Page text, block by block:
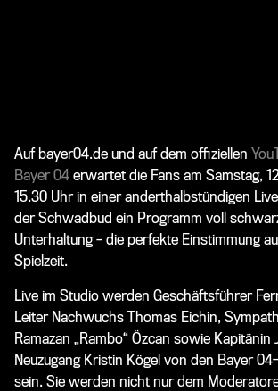
Auf bayer04.de und auf dem offiziellen
Bayer 04 erwartet die Fans am Samstag,
15.30 Uhr in einer anderthalbstündigen
der Schwadbud ein Programm voll
Unterhaltung – die perfekte Einstimmung
Spielzeit.
Live im Studio werden Geschäftsführer
Leiter Nachwuchs Thomas Eichin,
Ramazan „Rambo“ Özcan sowie Kapitänin
Neuzugang Kristin Kögel von den Bayer
sein. Sie werden nicht nur dem